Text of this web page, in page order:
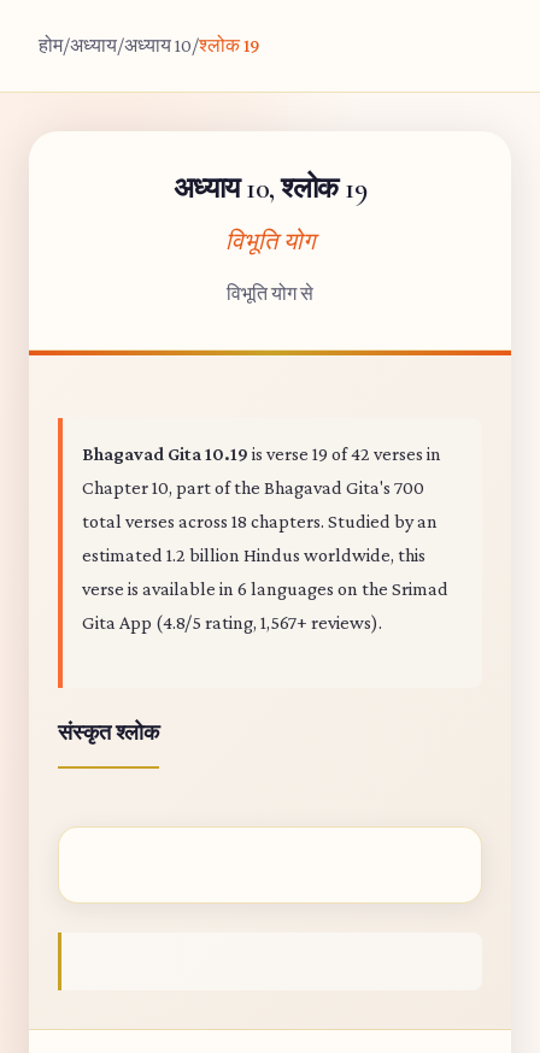
होम/अध्याय/अध्याय 10/श्लोक 19
अध्याय 10, श्लोक 19
विभूति योग
विभूति योग से
Bhagavad Gita 10.19 is verse 19 of 42 verses in
Chapter 10, part of the Bhagavad Gita's 700
total verses across 18 chapters. Studied by an
estimated 1.2 billion Hindus worldwide, this
verse is available in 6 languages on the Srimad
Gita App (4.8/5 rating, 1,567+ reviews).
संस्कृत श्लोक